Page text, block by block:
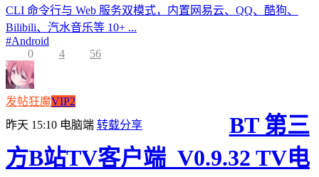
CLI 命令行与 Web 服务双模式，内置网易云、QQ、酷狗、
Bilibili、汽水音乐等 10+ ...
#Android
0
4 56
发帖狂魔VIP2
昨天 15:10 电脑端 转载分享
BT 第三
方B站TV客户端_V0.9.32 TV电